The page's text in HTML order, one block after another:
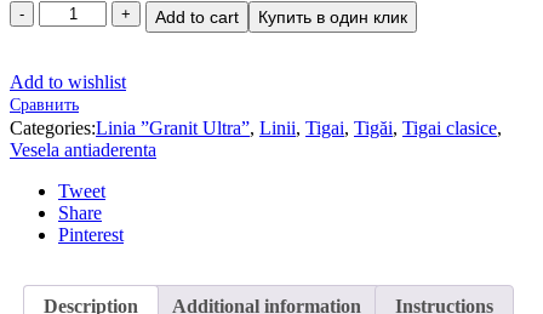
Add to cart Купить в один клик
Add to wishlist
Сравнить
Categories:Linia ”Granit Ultra”, Linii, Tigai, Tigăi, Tigai clasice,
Vesela antiaderenta
Tweet
Share
Pinterest
Description Additional information Instructions